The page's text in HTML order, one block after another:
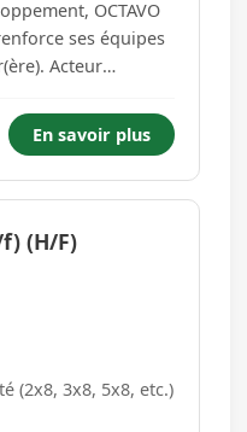
OCTAVO
ses équipes
Acteur
par son
d'innovation et
l'e...
En savoir plus
(H/F)
(2x8, 3x8, 5x8, etc.)